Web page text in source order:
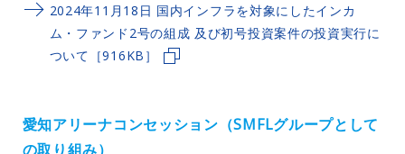
2024年11月18日 国内インフラを対象にしたインカ
ム・ファンド2号の組成 及び初号投資案件の投資実行に
ついて［916KB］
愛知アリーナコンセッション（SMFLグループとして
の取り組み）